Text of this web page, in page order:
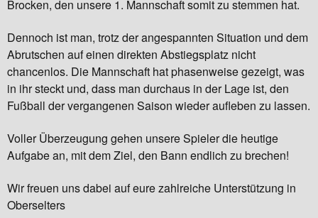
Brocken, den unsere 1. Mannschaft somit zu stemmen hat.
Dennoch ist man, trotz der angespannten Situation und dem
Abrutschen auf einen direkten Abstiegsplatz nicht
chancenlos. Die Mannschaft hat phasenweise gezeigt, was
in ihr steckt und, dass man durchaus in der Lage ist, den
Fußball der vergangenen Saison wieder aufleben zu lassen.
Voller Überzeugung gehen unsere Spieler die heutige
Aufgabe an, mit dem Ziel, den Bann endlich zu brechen!
Wir freuen uns dabei auf eure zahlreiche Unterstützung in
Oberselters